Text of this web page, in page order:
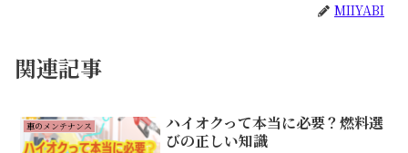
MIIYABI
関連記事
車のメンテナンス
ハイオクって本当に必要？燃料選
びの正しい知識